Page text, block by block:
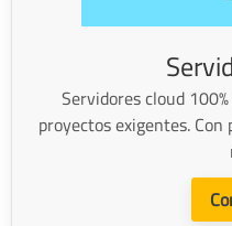
Servidores cloud
proyectos exigentes.